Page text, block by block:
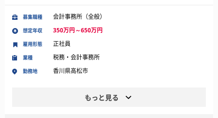
募集職種 会計事務所（全般）
想定年収 350万円～650万円
業種 税務・会計事務所
勤務地 香川県高松市
雇用形態 正社員
もっと見る